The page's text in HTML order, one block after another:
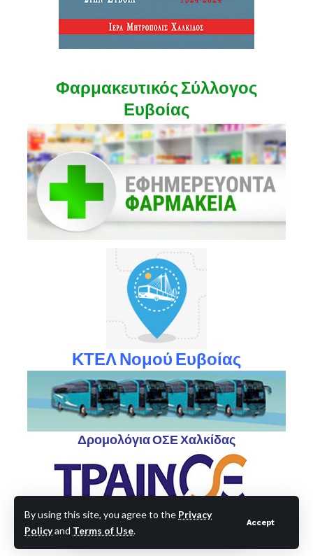
By using this site, you agree to the Privacy
Policyand Terms of Use.
Accept
Φαρμακευτικός Σύλλογος
Ευβοίας
ΚΤΕΛ Νομού Ευβοίας
Δρομολόγια ΟΣΕ Χαλκίδας
ΔΗΜΟΦΙΛΗ